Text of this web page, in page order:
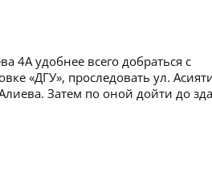
4А удобнее всего добраться с
«ДГУ», проследовать ул.
Затем по оной дойти до